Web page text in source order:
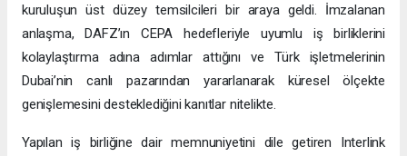
kuruluşun üst düzey temsilcileri bir araya geldi. İmzalanan
anlaşma, DAFZ’ın CEPA hedefleriyle uyumlu iş birliklerini
kolaylaştırma adına adımlar attığını ve Türk işletmelerinin
Dubai’nin canlı pazarından yararlanarak küresel ölçekte
genişlemesini desteklediğini kanıtlar nitelikte.
Yapılan iş birliğine dair memnuniyetini dile getiren Interlink